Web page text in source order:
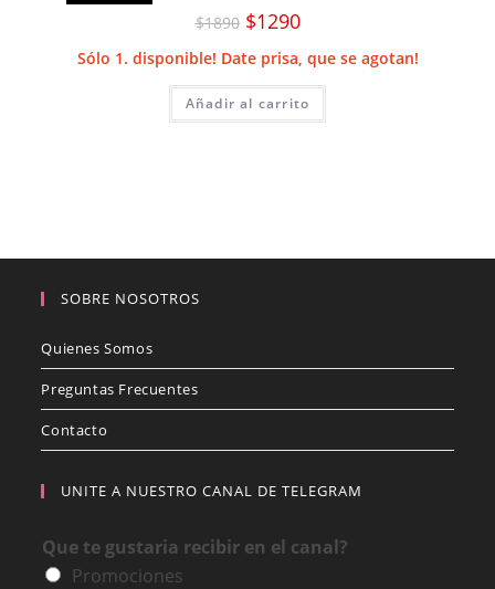
$1890 El
precio
original
era:
$1290El
precio
es:
Sólo 1. disponible! Date prisa, que se agotan!
Añadir al carrito
SOBRE NOSOTROS
Quienes Somos
Preguntas Frecuentes
Contacto
UNITE A NUESTRO CANAL DE TELEGRAM
Que te gustaria recibir en el canal?
Promociones